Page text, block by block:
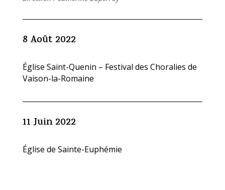
8 Août 2022
Église Saint-Quenin – Festival des Choralies de
Vaison-la-Romaine
11 Juin 2022
Église de Sainte-Euphémie